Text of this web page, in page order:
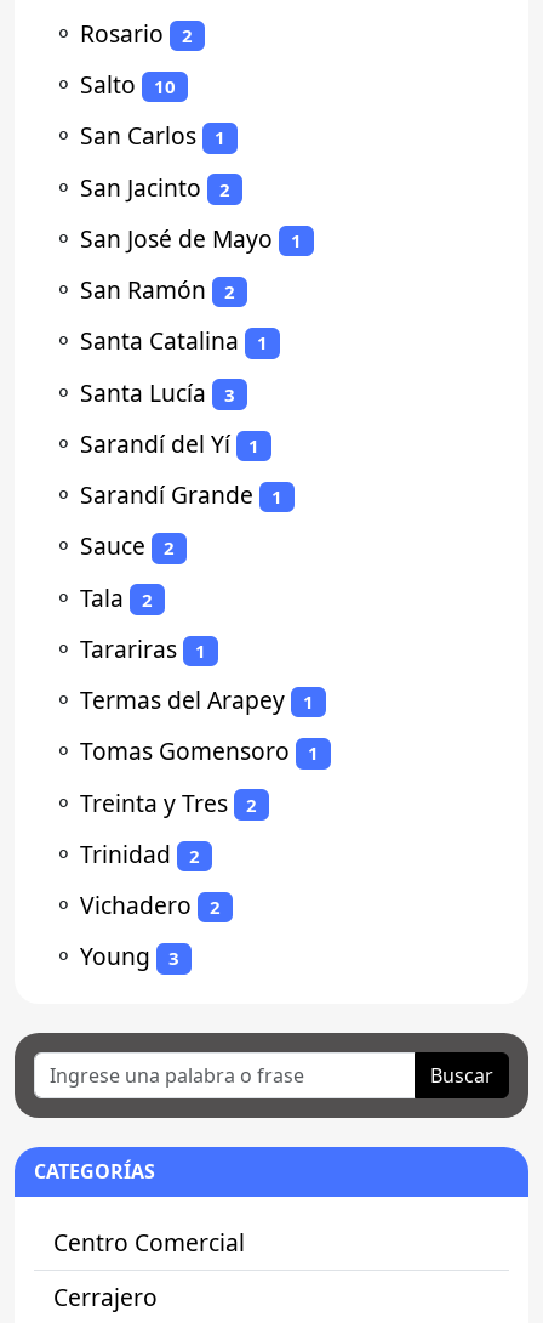
⚬ Rosario 2
⚬ Salto 10
⚬ San Carlos 1
⚬ San Jacinto 2
⚬ San José de Mayo 1
⚬ San Ramón 2
⚬ Santa Catalina 1
⚬ Santa Lucía 3
⚬ Sarandí del Yí 1
⚬ Sarandí Grande 1
⚬ Sauce 2
⚬ Tala 2
⚬ Tarariras 1
⚬ Termas del Arapey 1
⚬ Tomas Gomensoro 1
⚬ Treinta y Tres 2
⚬ Trinidad 2
⚬ Vichadero 2
⚬ Young 3
Buscar
CATEGORÍAS
Centro Comercial
Cerrajero